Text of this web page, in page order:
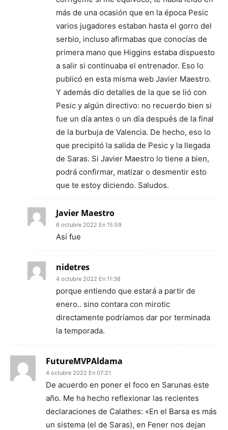
más de una ocasión que en la época Pesic
varios jugadores estaban hasta el gorro del
serbio, incluso afirmabas que conocías de
primera mano que Higgins estaba dispuesto
a salir si continuaba el entrenador. Eso lo
publicó en esta misma web Javier Maestro.
Y además dio detalles de la que se lió con
Pesic y algún directivo: no recuerdo bien si
fue un día antes o un día después de la final
de la burbuja de Valencia. De hecho, eso lo
que precipitó la salida de Pesic y la llegada
de Saras. Si Javier Maestro lo tiene a bien,
podrá confirmar, matizar o desmentir esto
que te estoy diciendo. Saludos.
Javier Maestro
6 octubre 2022 En 15:59
Así fue
nidetres
4 octubre 2022 En 11:38
porque entiendo que estará a partir de
enero.. sino contara con mirotic
directamente podríamos dar por terminada
la temporada.
FutureMVPAldama
4 octubre 2022 En 07:21
De acuerdo en poner el foco en Sarunas este
año. Me ha hecho reflexionar las recientes
declaraciones de Calathes: «En el Barsa es más
un sistema (el de Saras), en Fener nos dejan